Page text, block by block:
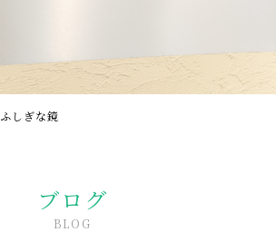
ふしぎな鏡
ブログ
BLOG